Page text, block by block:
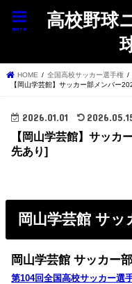
高校野球
menu
HOME
全国高校サッカー選手権
【岡山学芸館】サッカー部メンバー
2026.01.01
【岡山学芸館】サッカ
先あり]
岡山学芸館 サ
岡山学芸館 サッカー
第104回全国高校サッカー選